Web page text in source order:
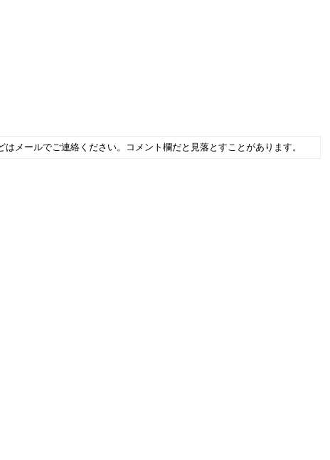
メールでご連絡ください。コメント欄だと見落とすことがあります。